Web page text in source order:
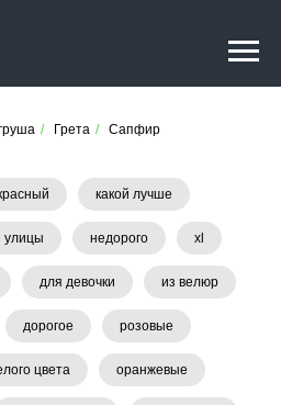
/ Грета / Сапфир
какой лучше
улицы недорого xl
для девочки из велюр
дорогое розовые
цвета оранжевые